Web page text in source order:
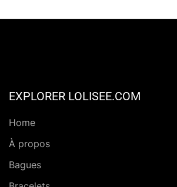
EXPLORER LOLISEE.COM
Home
À propos
Bagues